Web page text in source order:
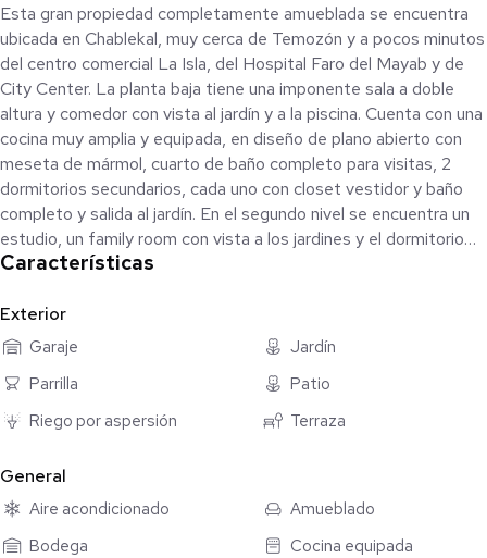
Esta gran propiedad completamente amueblada se encuentra
ubicada en Chablekal, muy cerca de Temozón y a pocos minutos
del centro comercial La Isla, del Hospital Faro del Mayab y de
City Center. La planta baja tiene una imponente sala a doble
altura y comedor con vista al jardín y a la piscina. Cuenta con una
cocina muy amplia y equipada, en diseño de plano abierto con
meseta de mármol, cuarto de baño completo para visitas, 2
dormitorios secundarios, cada uno con closet vestidor y baño
completo y salida al jardín. En el segundo nivel se encuentra un
estudio, un family room con vista a los jardines y el dormitorio
principal de gran tamaño con baño y closet vestidor. En el lindo
25 m. de largo. La propiedad tiene varios jardines, cuarto de
servicio con baño, bodega, ¡una cancha de tenis!; también área
de asadores y cuarto de juegos con bar. Independiente de la
casa principal hay dos villas para huéspedes, cada una con sala,
cocina, baño y dormitorio con closet.
Equipamiento: 7 aires acondicionados, ventiladores, paneles
solares, hidroneumático, pozo para riego de jardines y para el
llenado de albercas, lavavajillas. Requisitos: 1 mes de renta, 1
mes de depósito, aval con propiedad en Mérida, costo del
Características
Exterior
Garaje
Jardín
Parrilla
Patio
Riego por aspersión
Terraza
General
Aire acondicionado
Amueblado
Bodega
Cocina equipada